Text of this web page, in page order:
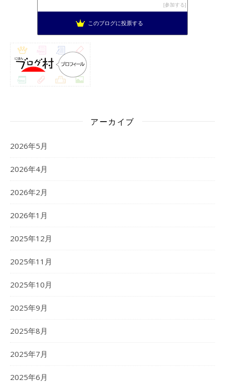
参加する
このブログに投票する
アーカイブ
2026年5月
2026年4月
2026年2月
2026年1月
2025年12月
2025年11月
2025年10月
2025年9月
2025年8月
2025年7月
2025年6月